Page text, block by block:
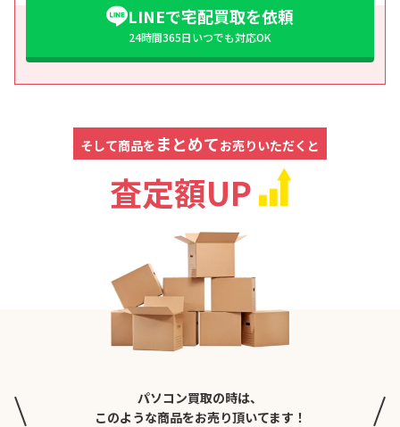
LINEで宅配買取を依頼
24時間365日いつでも対応OK
そして商品を まとめてお売りいただくと
査定額UP
パソコン買取の時は、
このような商品をお売り頂いてます！